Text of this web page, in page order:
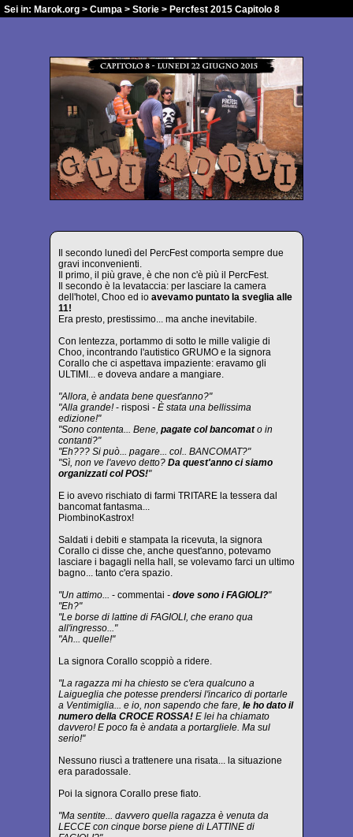
Sei in: Marok.org > Cumpa > Storie > Percfest 2015 Capitolo 8
Il secondo lunedì del PercFest comporta sempre due
gravi inconvenienti.
Il primo, il più grave, è che non c'è più il PercFest.
Il secondo è la levataccia: per lasciare la camera
dell'hotel, Choo ed io avevamo puntato la sveglia alle
11!
Era presto, prestissimo... ma anche inevitabile.
Con lentezza, portammo di sotto le mille valigie di
Choo, incontrando l'autistico GRUMO e la signora
Corallo che ci aspettava impaziente: eravamo gli
ULTIMI... e doveva andare a mangiare.
"Allora, è andata bene quest'anno?"
"Alla grande!- risposi - È stata una bellissima
edizione!"
"Sono contenta... Bene, pagate col bancomato in
contanti?"
"Eh??? Si può... pagare... col.. BANCOMAT?"
"Sì, non ve l'avevo detto? Da quest'anno ci siamo
organizzati col POS!"
E io avevo rischiato di farmi TRITARE la tessera dal
bancomat fantasma...
PiombinoKastrox!
Saldati i debiti e stampata la ricevuta, la signora
Corallo ci disse che, anche quest'anno, potevamo
lasciare i bagagli nella hall, se volevamo farci un ultimo
bagno... tanto c'era spazio.
"Un attimo... - commentai - dove sono i FAGIOLI?"
"Eh?"
"Le borse di lattine di FAGIOLI, che erano qua
all'ingresso..."
"Ah... quelle!"
La signora Corallo scoppiò a ridere.
"La ragazza mi ha chiesto se c'era qualcuno a
Laigueglia che potesse prendersi l'incarico di portarle
a Ventimiglia... e io, non sapendo che fare, le ho dato il
numero della CROCE ROSSA! E lei ha chiamato
davvero! E poco fa è andata a portargliele. Ma sul
serio!"
Nessuno riuscì a trattenere una risata... la situazione
era paradossale.
Poi la signora Corallo prese fiato.
"Ma sentite... davvero quella ragazza è venuta da
LECCE con cinque borse piene di LATTINE di